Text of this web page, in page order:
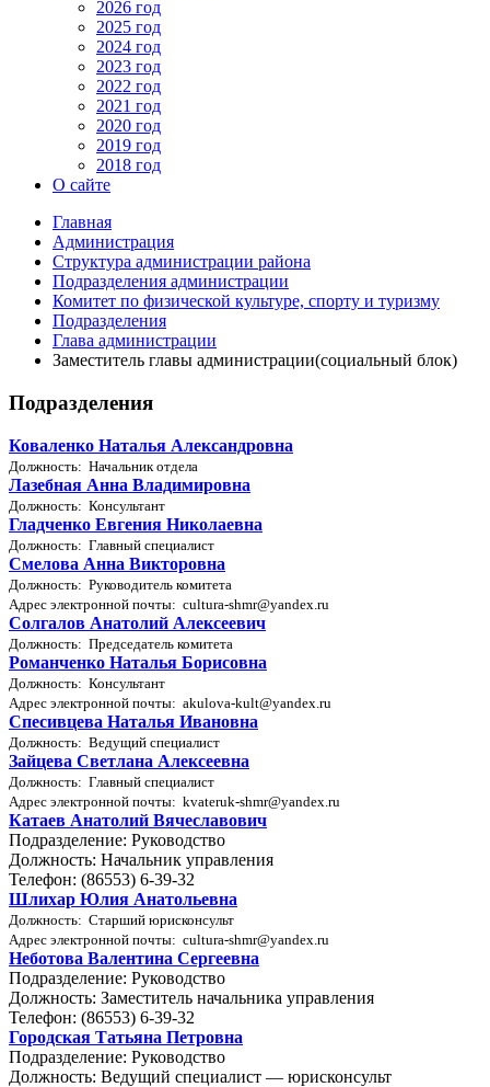
2026 год
2025 год
2024 год
2023 год
2022 год
2021 год
2020 год
2019 год
2018 год
О сайте
Главная
Администрация
Структура администрации района
Подразделения администрации
Комитет по физической культуре, спорту и туризму
Подразделения
Глава администрации
Заместитель главы администрации(социальный блок)
Подразделения
Коваленко Наталья Александровна
Должность: Начальник отдела
Лазебная Анна Владимировна
Должность: Консультант
Гладченко Евгения Николаевна
Должность: Главный специалист
Смелова Анна Викторовна
Должность: Руководитель комитета
Адрес электронной почты: cultura-shmr@yandex.ru
Солгалов Анатолий Алексеевич
Должность: Председатель комитета
Романченко Наталья Борисовна
Должность: Консультант
Адрес электронной почты: akulova-kult@yandex.ru
Спесивцева Наталья Ивановна
Должность: Ведущий специалист
Зайцева Светлана Алексеевна
Должность: Главный специалист
Адрес электронной почты: kvateruk-shmr@yandex.ru
Катаев Анатолий Вячеславович
Подразделение: Руководство
Должность: Начальник управления
Телефон: (86553) 6-39-32
Шлихар Юлия Анатольевна
Должность: Старший юрисконсульт
Адрес электронной почты: cultura-shmr@yandex.ru
Неботова Валентина Сергеевна
Подразделение: Руководство
Должность: Заместитель начальника управления
Телефон: (86553) 6-39-32
Городская Татьяна Петровна
Подразделение: Руководство
Должность: Ведущий специалист — юрисконсульт